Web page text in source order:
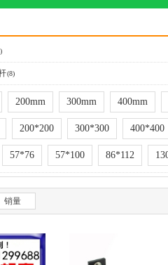
(8)
200mm 300mm 400mm
200*200 300*300 400*400
57*76 57*100 86*112
销量